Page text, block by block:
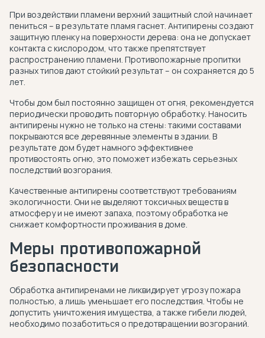
При воздействии пламени верхний защитный слой начинает
пениться – в результате пламя гаснет. Антипирены создают
защитную пленку на поверхности дерева: она не допускает
контакта с кислородом, что также препятствует
распространению пламени. Противопожарные пропитки
разных типов дают стойкий результат – он сохраняется до 5
лет.
Чтобы дом был постоянно защищен от огня, рекомендуется
периодически проводить повторную обработку. Наносить
антипирены нужно не только на стены: такими составами
покрываются все деревянные элементы в здании. В
результате дом будет намного эффективнее
противостоять огню, это поможет избежать серьезных
последствий возгорания.
Качественные антипирены соответствуют требованиям
экологичности. Они не выделяют токсичных веществ в
атмосферу и не имеют запаха, поэтому обработка не
снижает комфортности проживания в доме.
Меры противопожарной
безопасности
Обработка антипиренами не ликвидирует угрозу пожара
полностью, а лишь уменьшает его последствия. Чтобы не
допустить уничтожения имущества, а также гибели людей,
необходимо позаботиться о предотвращении возгораний.